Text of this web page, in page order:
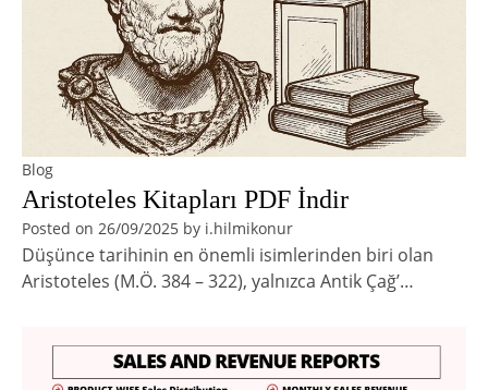
Blog
Aristoteles Kitapları PDF İndir
Posted on 26/09/2025 by i.hilmikonur
Düşünce tarihinin en önemli isimlerinden biri olan
Aristoteles (M.Ö. 384 – 322), yalnızca Antik Çağ’…